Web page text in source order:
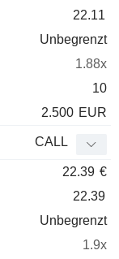
22.11
Unbegrenzt
1.88x
10
2.500 EUR
CALL
22.39 €
22.39
Unbegrenzt
1.9x